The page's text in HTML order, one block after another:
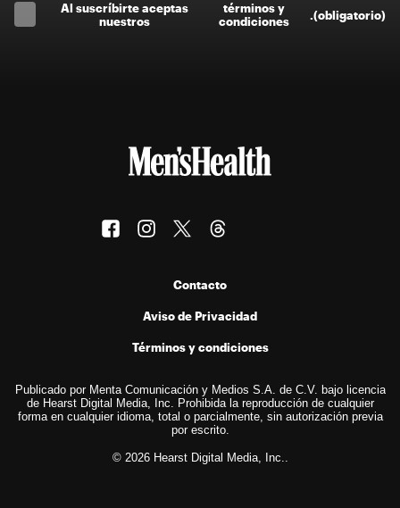
Al suscríbirte aceptas
nuestros
términos y
condiciones
(obligatorio)
Contacto
Aviso de Privacidad
Términos y condiciones
Publicado por Menta Comunicación y Medios S.A. de C.V. bajo licencia
de Hearst Digital Media, Inc. Prohibida la reproducción de cualquier
forma en cualquier idioma, total o parcialmente, sin autorización previa
por escrito.
© 2026 Hearst Digital Media, Inc..